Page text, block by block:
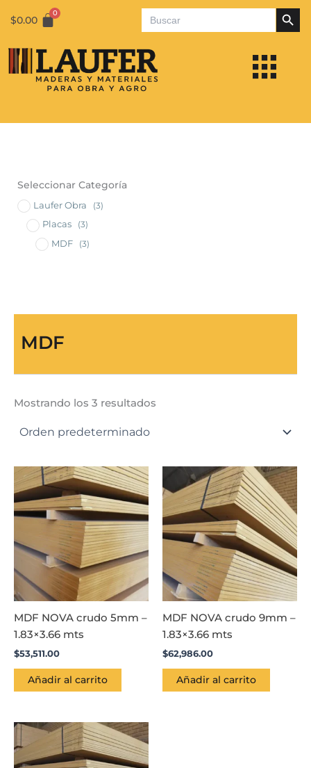
Buscar: Botón de
$0.00
MDF
Mostrando los 3 resultados
MDF NOVA crudo 5mm –
1.83×3.66 mts
$53,511.00
Añadir al carrito
MDF NOVA crudo 9mm –
1.83×3.66 mts
$62,986.00
Añadir al carrito
Seleccionar Categoría
Laufer Obra (3)
Placas (3)
MDF (3)